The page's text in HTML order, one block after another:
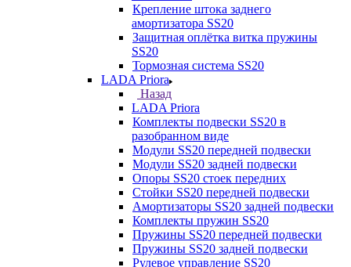
Крепление штока заднего
амортизатора SS20
Защитная оплётка витка пружины
SS20
Тормозная система SS20
LADA Priora
Назад
LADA Priora
Комплекты подвески SS20 в
разобранном виде
Модули SS20 передней подвески
Модули SS20 задней подвески
Опоры SS20 стоек передних
Стойки SS20 передней подвески
Амортизаторы SS20 задней подвески
Комплекты пружин SS20
Пружины SS20 передней подвески
Пружины SS20 задней подвески
Рулевое управление SS20